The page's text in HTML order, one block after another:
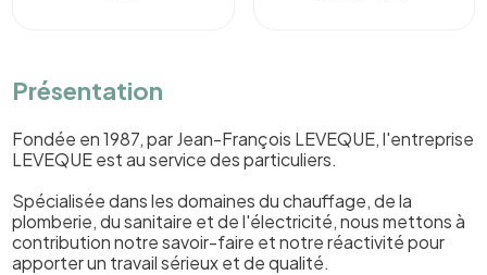
Présentation
Fondée en 1987, par Jean-François LEVEQUE, l'entreprise
LEVEQUE est au service des particuliers.
Spécialisée dans les domaines du chauffage, de la
plomberie, du sanitaire et de l'électricité, nous mettons à
contribution notre savoir-faire et notre réactivité pour
apporter un travail sérieux et de qualité.